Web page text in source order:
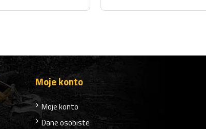
Moje konto
Moje konto
Dane osobiste